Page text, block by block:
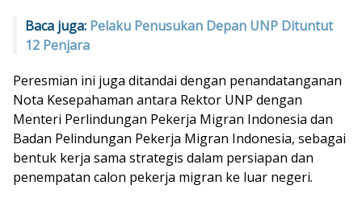
Baca juga: Pelaku Penusukan Depan UNP Dituntut
12 Penjara
Peresmian ini juga ditandai dengan penandatanganan
Nota Kesepahaman antara Rektor UNP dengan
Menteri Perlindungan Pekerja Migran Indonesia dan
Badan Pelindungan Pekerja Migran Indonesia, sebagai
bentuk kerja sama strategis dalam persiapan dan
penempatan calon pekerja migran ke luar negeri.